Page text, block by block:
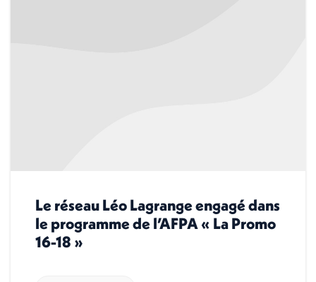
Le réseau Léo Lagrange engagé dans
le programme de l’AFPA « La Promo
16-18 »